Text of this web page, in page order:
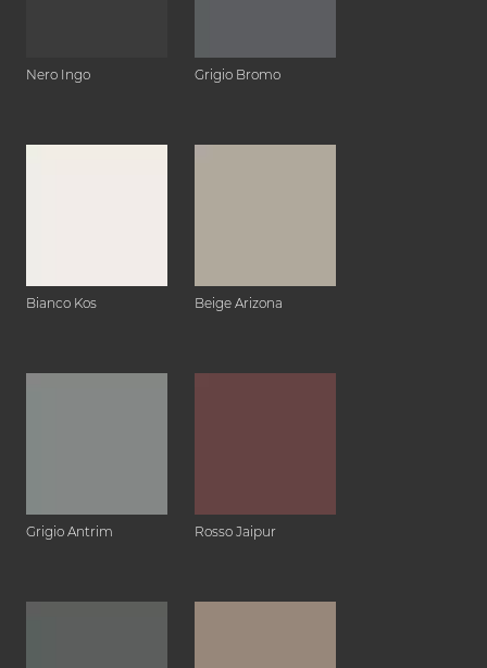
Nero Ingo Grigio Bromo
Bianco Kos Beige Arizona
Grigio Antrim Rosso Jaipur